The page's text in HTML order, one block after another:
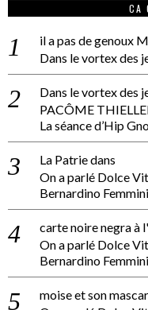
CA
il a pas de genoux
Dans le vortex des
Dans le vortex des
PACÔME
La séance d’Hip
La Patriedans
On a parlé Dolce
Bernardino
carte noire negra à
On a parlé Dolce
Bernardino
moise et son